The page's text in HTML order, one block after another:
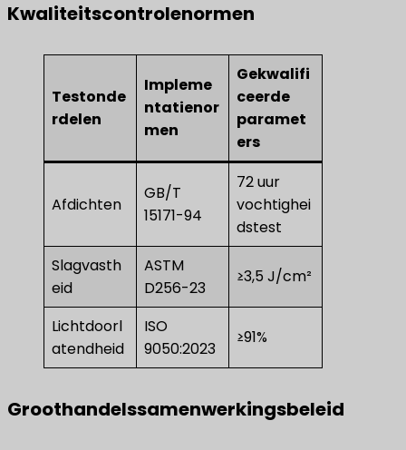
Kwaliteitscontrolenormen
Testonde
rdelen
Impleme
ntatienor
men
Gekwalifi
ceerde
paramet
ers
Afdichten
GB/T
15171-94
72 uur
vochtighei
dstest
Slagvasth
eid
ASTM
D256-23
≥3,5 J/cm²
Lichtdoorl
atendheid
ISO
9050:2023
≥91%
Groothandelssamenwerkingsbeleid